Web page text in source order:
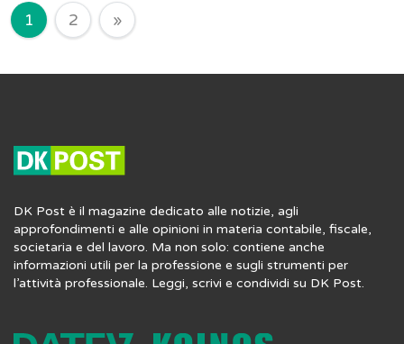
Navigazione degli articoli
1 2 »
DK Post è il magazine dedicato alle notizie, agli
approfondimenti e alle opinioni in materia contabile, fiscale,
societaria e del lavoro. Ma non solo: contiene anche
informazioni utili per la professione e sugli strumenti per
l’attività professionale. Leggi, scrivi e condividi su DK Post.